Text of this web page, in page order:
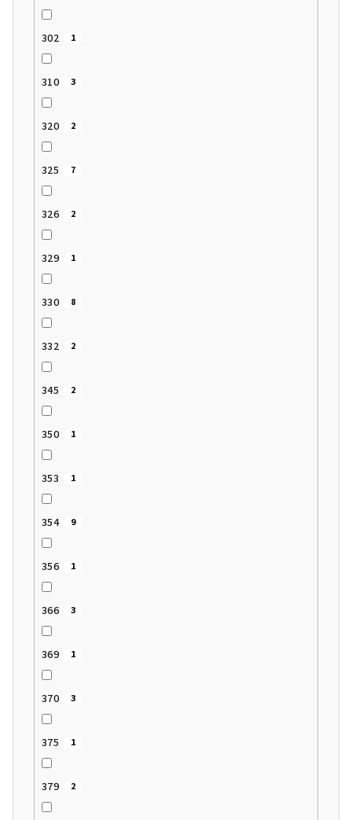
302 1
310 3
320 2
325 7
326 2
329 1
330 8
332 2
345 2
350 1
353 1
354 9
356 1
366 3
369 1
370 3
375 1
379 2